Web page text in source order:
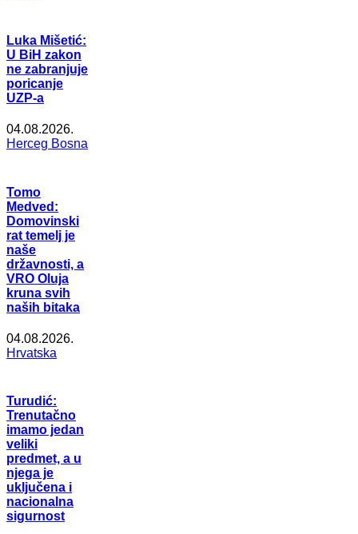
Luka Mišetić:
U BiH zakon
ne zabranjuje
poricanje
UZP-a
04.08.2026.
Herceg Bosna
Tomo
Medved:
Domovinski
rat temelj je
naše
državnosti, a
VRO Oluja
kruna svih
naših bitaka
04.08.2026.
Hrvatska
Turudić:
Trenutačno
imamo jedan
veliki
predmet, a u
njega je
uključena i
nacionalna
sigurnost